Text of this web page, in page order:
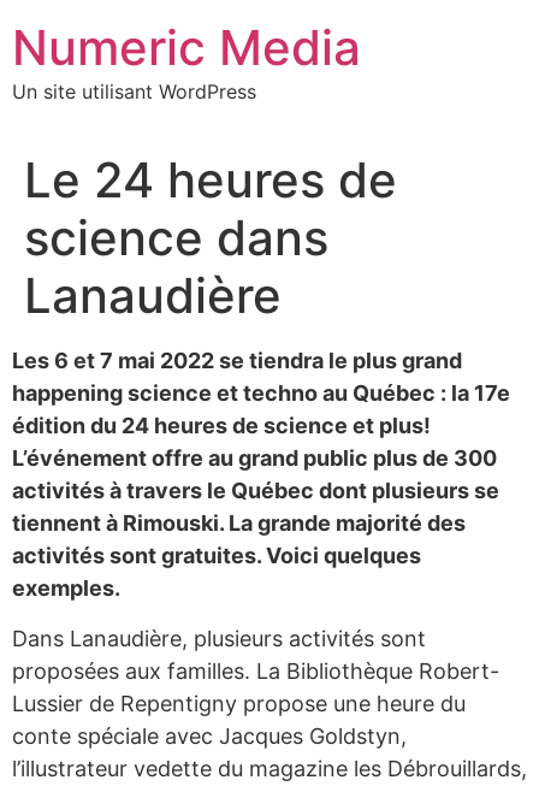
contenu
Numeric Media
Un site utilisant WordPress
Le 24 heures de
science dans
Lanaudière
Les 6 et 7 mai 2022 se tiendra le plus grand
happening science et techno au Québec : la 17e
édition du 24 heures de science et plus!
L’événement offre au grand public plus de 300
activités à travers le Québec dont plusieurs se
tiennent à Rimouski. La grande majorité des
activités sont gratuites. Voici quelques
exemples.
Dans Lanaudière, plusieurs activités sont
proposées aux familles. La Bibliothèque Robert-
Lussier de Repentigny propose une heure du
conte spéciale avec Jacques Goldstyn,
l’illustrateur vedette du magazine les Débrouillards,